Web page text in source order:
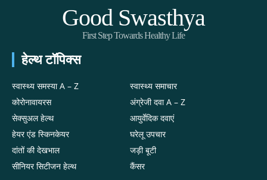
Good Swasthya
First Step Towards Healthy Life
हेल्थ टॉपिक्स
स्वास्थ्य समस्या A – Z
कोरोनावायरस
सेक्सुअल हेल्थ
हेयर एंड स्किनकेयर
दांतों की देखभाल
सीनियर सिटीजन हेल्थ
स्वास्थ्य समाचार
अंग्रेजी दवा A – Z
आयुर्वेदिक दवाएं
घरेलू उपचार
जड़ी बूटी
कैंसर